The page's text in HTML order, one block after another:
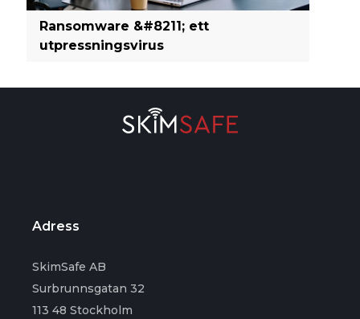
Ransomware &#8211; ett
utpressningsvirus
Adress
SkimSafe AB
Surbrunnsgatan 32
113 48 Stockholm